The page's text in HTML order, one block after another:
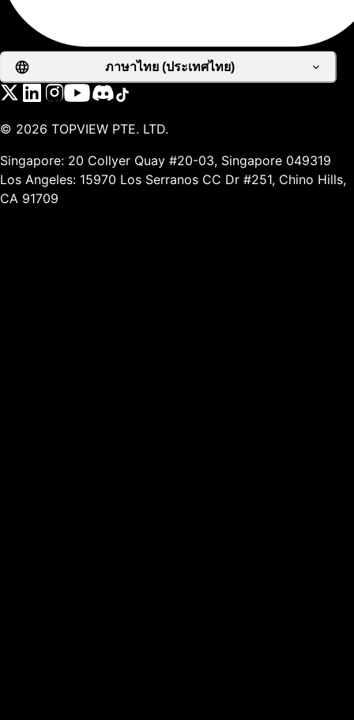
ภาษาไทย (ประเทศไทย)
© 2026 TOPVIEW PTE. LTD.
Singapore: 20 Collyer Quay #20-03, Singapore 049319
Los Angeles: 15970 Los Serranos CC Dr #251, Chino Hills,
CA 91709